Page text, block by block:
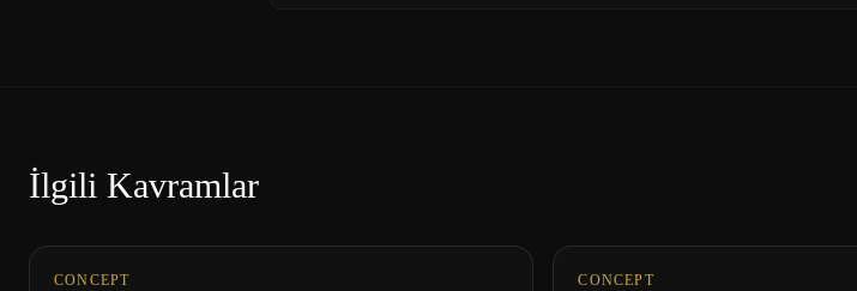
İlgili Kavramlar
CONCEPT CONCEPT